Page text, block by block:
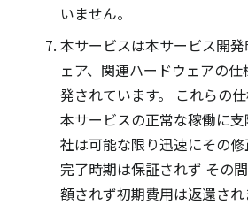
いません。
本サービスは本サービス開
ェア、関連ハードウェアの
発されています。 これらの
本サービスの正常な稼働に
社は可能な限り迅速にその
完了時期は保証されず その
額されず初期費用は返還され